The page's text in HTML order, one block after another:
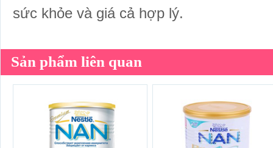
sức khỏe và giá cả hợp lý.
Sản phẩm liên quan